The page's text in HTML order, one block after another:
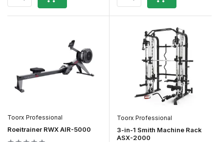
Toorx Professional
Roeitrainer RWX AIR-5000
Toorx Professional
3-in-1 Smith Machine Rack
ASX-2000